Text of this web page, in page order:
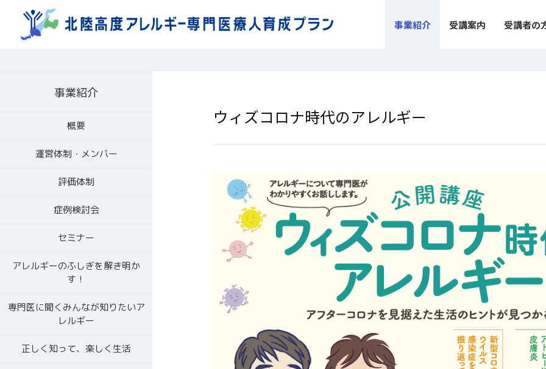
事業紹介 受講案内 受講者の
ウィズコロナ時代のアレルギー
事業紹介
概要
運営体制・メンバー
評価体制
症例検討会
セミナー
アレルギーのふしぎを解き明か
す！
専門医に聞くみんなが知りたいア
レルギー
正しく知って、楽しく生活